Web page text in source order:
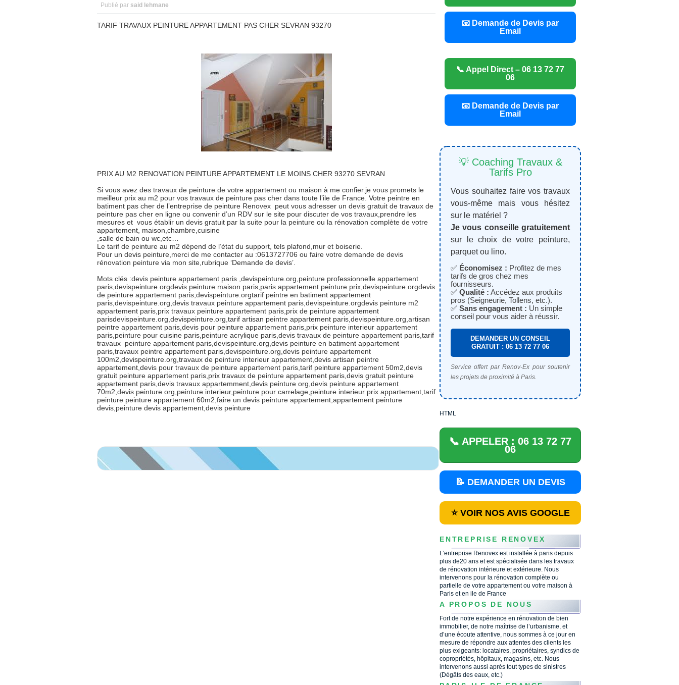
Publié par said lehmane
TARIF TRAVAUX PEINTURE APPARTEMENT PAS CHER SEVRAN 93270
PRIX AU M2 RENOVATION PEINTURE APPARTEMENT LE MOINS CHER 93270 SEVRAN
Si vous avez des travaux de peinture de votre appartement ou maison à me confier.je vous promets le
meilleur prix au m2 pour vos travaux de peinture pas cher dans toute l’ile de France. Votre peintre en
batiment pas cher de l’entreprise de peinture Renovex peut vous adresser un devis gratuit de travaux de
peinture pas cher en ligne ou convenir d’un RDV sur le site pour discuter de vos travaux,prendre les
mesures et vous établir un devis gratuit par la suite pour la peinture ou la rénovation complète de votre
appartement, maison,chambre,cuisine
,salle de bain ou wc,etc…
Le tarif de peinture au m2 dépend de l’état du support, tels plafond,mur et boiserie.
Pour un devis peinture,merci de me contacter au :0613727706 ou faire votre demande de devis
rénovation peinture via mon site,rubrique ‘Demande de devis’.
Mots clés :devis peinture appartement paris ,devispeinture.org,peinture professionnelle appartement
paris,devispeinture.orgdevis peinture maison paris,paris appartement peinture prix,devispeinture.orgdevis
de peinture appartement paris,devispeinture.orgtarif peintre en batiment appartement
paris,devispeinture.org,devis travaux peinture appartement paris,devispeinture.orgdevis peinture m2
appartement paris,prix travaux peinture appartement paris,prix de peinture appartement
parisdevispeinture.org,devispeinture.org,tarif artisan peintre appartement paris,devispeinture.org,artisan
peintre appartement paris,devis pour peinture appartement paris,prix peinture interieur appartement
paris,peinture pour cuisine paris,peinture acrylique paris,devis travaux de peinture appartement paris,tarif
travaux peinture appartement paris,devispeinture.org,devis peinture en batiment appartement
paris,travaux peintre appartement paris,devispeinture.org,devis peinture appartement
100m2,devispeinture.org,travaux de peinture interieur appartement,devis artisan peintre
appartement,devis pour travaux de peinture appartement paris,tarif peinture appartement 50m2,devis
gratuit peinture appartement paris,prix travaux de peinture appartement paris,devis gratuit peinture
appartement paris,devis travaux appartemment,devis peinture org,devis peinture appartement
70m2,devis peinture org,peinture interieur,peinture pour carrelage,peinture interieur prix appartement,tarif
peinture peinture appartement 60m2,faire un devis peinture appartement,appartement peinture
devis,peinture devis appartement,devis peinture
📧 Demande de Devis par
Email
📞 Appel Direct – 06 13 72 77
06
📧 Demande de Devis par
Email
💡 Coaching Travaux &
Tarifs Pro
Vous souhaitez faire vos travaux
vous-même mais vous hésitez
sur le matériel ?
Je vous conseille gratuitement
sur le choix de votre peinture,
parquet ou lino.
✅ Économisez : Profitez de mes
tarifs de gros chez mes
fournisseurs.
✅ Qualité : Accédez aux produits
pros (Seigneurie, Tollens, etc.).
✅ Sans engagement : Un simple
conseil pour vous aider à réussir.
DEMANDER UN CONSEIL
GRATUIT : 06 13 72 77 06
Service offert par Renov-Ex pour soutenir
les projets de proximité à Paris.
HTML
📞 APPELER : 06 13 72 77
06
📝 DEMANDER UN DEVIS
⭐ VOIR NOS AVIS GOOGLE
ENTREPRISE RENOVEX
L’entreprise Renovex est installée à paris depuis
plus de20 ans et est spécialisée dans les travaux
de rénovation intérieure et extérieure. Nous
intervenons pour la rénovation complète ou
partielle de votre appartement ou votre maison à
Paris et en ile de France
A PROPOS DE NOUS
Fort de notre expérience en rénovation de bien
immobilier, de notre maîtrise de l’urbanisme, et
d’une écoute attentive, nous sommes à ce jour en
mesure de répondre aux attentes des clients les
plus exigeants: locataires, propriétaires, syndics de
copropriétés, hôpitaux, magasins, etc. Nous
intervenons aussi après tout types de sinistres
(Dégâts des eaux, etc.)